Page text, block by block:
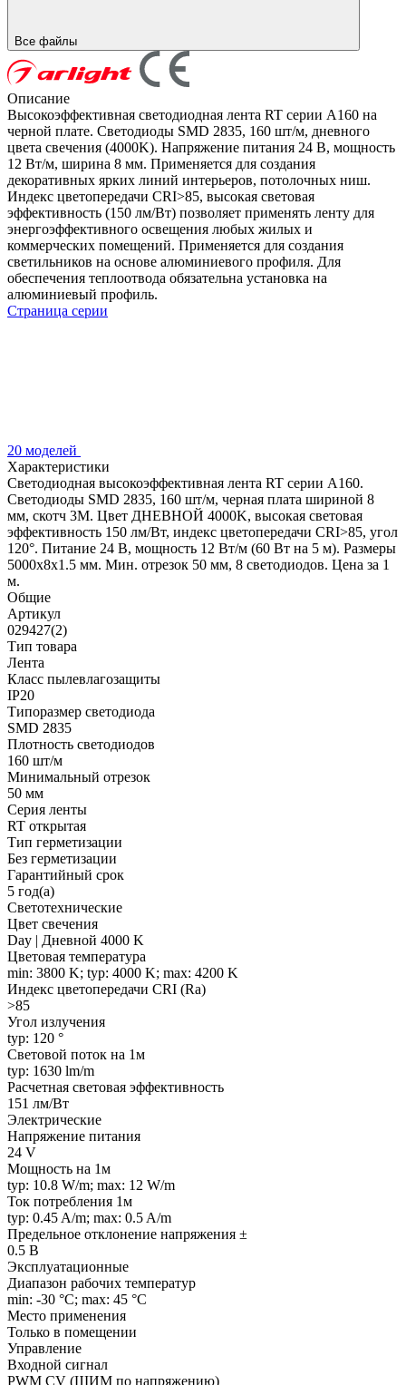
Все файлы
Описание
Высокоэффективная светодиодная лента RT серии A160 на
черной плате. Светодиоды SMD 2835, 160 шт/м, дневного
цвета свечения (4000K). Напряжение питания 24 В, мощность
12 Вт/м, ширина 8 мм. Применяется для создания
декоративных ярких линий интерьеров, потолочных ниш.
Индекс цветопередачи CRI>85, высокая световая
эффективность (150 лм/Вт) позволяет применять ленту для
энергоэффективного освещения любых жилых и
коммерческих помещений. Применяется для создания
светильников на основе алюминиевого профиля. Для
обеспечения теплоотвода обязательна установка на
алюминиевый профиль.
Страница серии
20 моделей
Характеристики
Светодиодная высокоэффективная лента RT серии A160.
Светодиоды SMD 2835, 160 шт/м, черная плата шириной 8
мм, скотч 3M. Цвет ДНЕВНОЙ 4000K, высокая световая
эффективность 150 лм/Вт, индекс цветопередачи CRI>85, угол
120°. Питание 24 В, мощность 12 Вт/м (60 Вт на 5 м). Размеры
5000x8x1.5 мм. Мин. отрезок 50 мм, 8 светодиодов. Цена за 1
м.
Общие
Артикул
029427(2)
Тип товара
Лента
Класс пылевлагозащиты
IP20
Типоразмер светодиода
SMD 2835
Плотность светодиодов
160 шт/м
Минимальный отрезок
50 мм
Серия ленты
RT открытая
Тип герметизации
Без герметизации
Гарантийный срок
5 год(а)
Светотехнические
Цвет свечения
Day | Дневной 4000 K
Цветовая температура
min: 3800 K; typ: 4000 K; max: 4200 K
Индекс цветопередачи CRI (Ra)
>85
Угол излучения
typ: 120 °
Световой поток на 1м
typ: 1630 lm/m
Расчетная световая эффективность
151 лм/Вт
Электрические
Напряжение питания
24 V
Мощность на 1м
typ: 10.8 W/m; max: 12 W/m
Ток потребления 1м
typ: 0.45 A/m; max: 0.5 A/m
Предельное отклонение напряжения ±
0.5 В
Эксплуатационные
Диапазон рабочих температур
min: -30 °C; max: 45 °C
Место применения
Только в помещении
Управление
Входной сигнал
PWM СV (ШИМ по напряжению)